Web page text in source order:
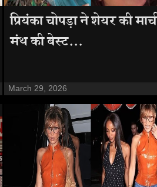
प्रियंका चोपड़ा ने शेयर की मार्च
मंथ की बेस्ट...
March 29, 2026